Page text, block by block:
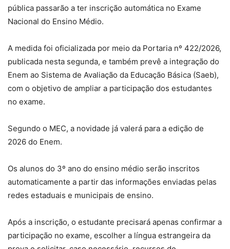
pública passarão a ter inscrição automática no Exame
Nacional do Ensino Médio.
A medida foi oficializada por meio da Portaria nº 422/2026,
publicada nesta segunda, e também prevê a integração do
Enem ao Sistema de Avaliação da Educação Básica (Saeb),
com o objetivo de ampliar a participação dos estudantes
no exame.
Segundo o MEC, a novidade já valerá para a edição de
2026 do Enem.
Os alunos do 3º ano do ensino médio serão inscritos
automaticamente a partir das informações enviadas pelas
redes estaduais e municipais de ensino.
Após a inscrição, o estudante precisará apenas confirmar a
participação no exame, escolher a língua estrangeira da